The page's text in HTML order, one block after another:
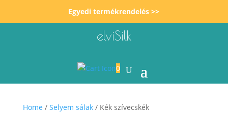
Egyedi termékrendelés >>
elviSilk
0
Home / Selyem sálak/ Kék szívecskék